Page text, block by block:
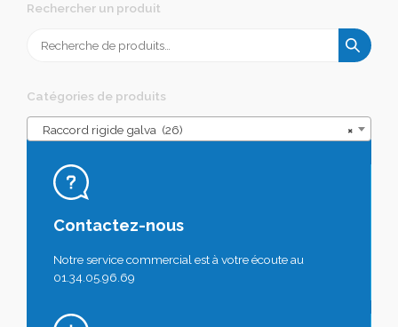
Rechercher un produit
pour :
Catégories de produits
×
Raccord rigide galva (26)
Contactez-nous
Notre service commercial est à votre écoute au
01.34.05.96.69